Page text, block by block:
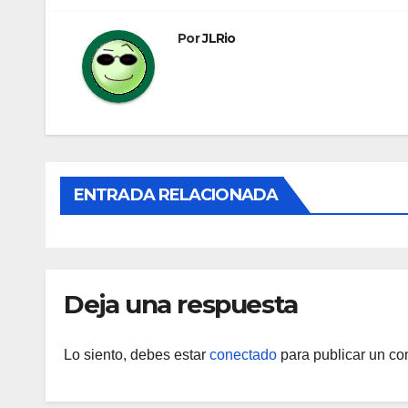
entradas
PorJLRio
ENTRADA RELACIONADA
Deja una respuesta
Lo siento, debes estar conectado para publicar un